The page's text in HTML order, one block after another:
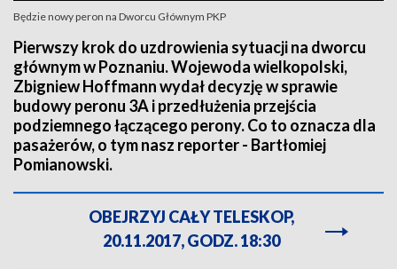
Będzie nowy peron na Dworcu Głównym PKP
Pierwszy krok do uzdrowienia sytuacji na dworcu
głównym w Poznaniu. Wojewoda wielkopolski,
Zbigniew Hoffmann wydał decyzję w sprawie
budowy peronu 3A i przedłużenia przejścia
podziemnego łączącego perony. Co to oznacza dla
pasażerów, o tym nasz reporter - Bartłomiej
Pomianowski.
OBEJRZYJ CAŁY TELESKOP,
20.11.2017, GODZ. 18:30